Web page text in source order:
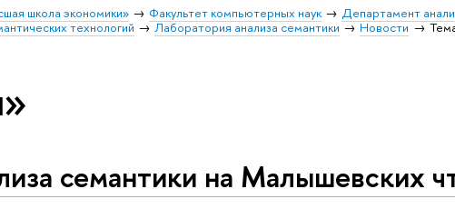
школа экономики» Факультет компьютерных наук
Департамент
технологий Лаборатория анализа семантики Новости
семантики на Малышевских